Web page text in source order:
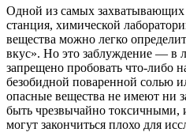
Одной из самых захватывающих
станция, химической
вещества можно легко
вкус». Но это заблуждение — в
запрещено пробовать что-либо
безобидной поваренной солью
опасные вещества не имеют ни
быть чрезвычайно токсичными,
могут закончиться плохо для